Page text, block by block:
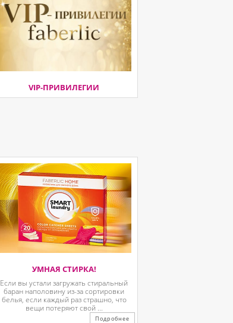
VIP-ПРИВИЛЕГИИ
УМНАЯ СТИРКА!
Если вы устали загружать стиральный
баран наполовину из-за сортировки
белья, если каждый раз страшно, что
вещи потеряют свой ...
Подробнее